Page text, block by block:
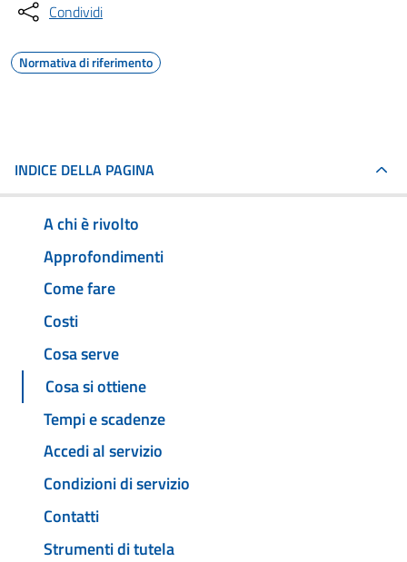
Condividi
Normativa di riferimento
INDICE DELLA PAGINA
A chi è rivolto
Approfondimenti
Come fare
Costi
Cosa serve
Cosa si ottiene
Tempi e scadenze
Accedi al servizio
Condizioni di servizio
Contatti
Strumenti di tutela